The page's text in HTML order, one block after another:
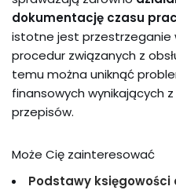
dokumentację czasu
istotne jest przestrzeganie
procedur związanych z
temu można uniknąć
finansowych wynikających
przepisów.
Może Cię zainteresować
Podstawy